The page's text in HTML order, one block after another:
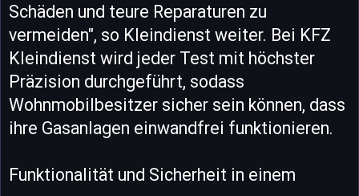
Schäden und teure Reparaturen zu
vermeiden", so Kleindienst weiter. Bei KFZ
Kleindienst wird jeder Test mit höchster
Präzision durchgeführt, sodass
Wohnmobilbesitzer sicher sein können, dass
ihre Gasanlagen einwandfrei funktionieren.
Funktionalität und Sicherheit in einem